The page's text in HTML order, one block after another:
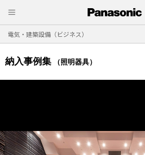
電気・建築設備（ビジネス）
納入事例集 （照明器具）